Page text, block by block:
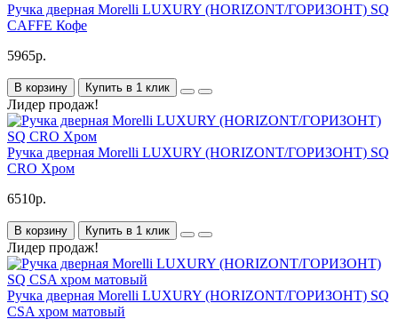
Ручка дверная Morelli LUXURY (HORIZONT/ГОРИЗОНТ) SQ
CAFFE Кофе
5965р.
В корзину Купить в 1 клик
Лидер продаж!
Ручка дверная Morelli LUXURY (HORIZONT/ГОРИЗОНТ) SQ
CRO Хром
6510р.
В корзину Купить в 1 клик
Лидер продаж!
Ручка дверная Morelli LUXURY (HORIZONT/ГОРИЗОНТ) SQ
CSA хром матовый